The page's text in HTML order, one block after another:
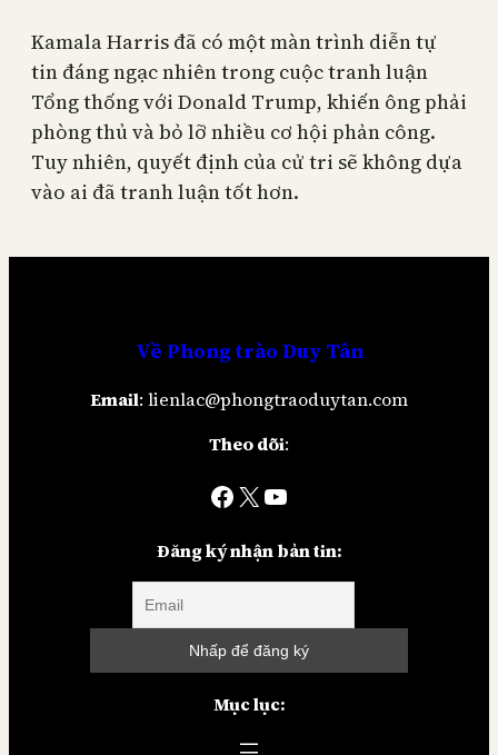
Kamala Harris đã có một màn trình diễn tự
tin đáng ngạc nhiên trong cuộc tranh luận
Tổng thống với Donald Trump, khiến ông phải
phòng thủ và bỏ lỡ nhiều cơ hội phản công.
Tuy nhiên, quyết định của cử tri sẽ không dựa
vào ai đã tranh luận tốt hơn.
Về Phong trào Duy Tân
Email: lienlac@phongtraoduytan.com
Theo dõi:
Facebook X YouTube
Đăng ký nhận bản tin:
Mục lục: